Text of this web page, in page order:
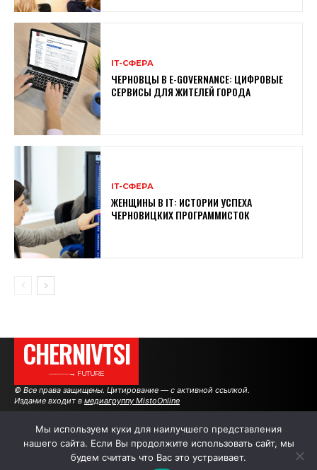
ІТ-СФЕРА
ЧЕРНОВЦЫ В E-GOVERNANCE: ЦИФРОВЫЕ
СЕРВИСЫ ДЛЯ ЖИТЕЛЕЙ ГОРОДА
ІТ-СФЕРА
ЖЕНЩИНЫ В ІТ: ИСТОРИИ УСПЕХА
ЧЕРНОВИЦКИХ ПРОГРАММИСТОК
CHERNIVTSI
———→ FUTURE
© Все права защищены. Цитирование — с активной ссылкой.
Издание входит в медиагруппу MistoOnline
АВТОРЫ РЕКЛАМА НА САЙТЕ
Мы используем куки для наилучшего представления
нашего сайта. Если Вы продолжите использовать сайт, мы
будем считать что Вас это устраивает.